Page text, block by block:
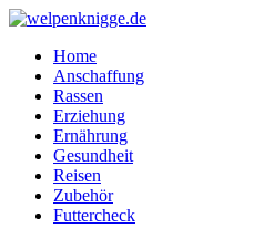
Home
Anschaffung
Rassen
Erziehung
Ernährung
Gesundheit
Reisen
Zubehör
Futtercheck